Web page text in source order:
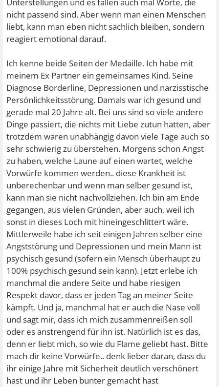
Unterstellungen und es fallen auch mal Worte, die
nicht passend sind. Aber wenn man einen Menschen
liebt, kann man eben nicht sachlich bleiben, sondern
reagiert emotional darauf.
Ich kenne beide Seiten der Medaille. Ich habe mit
meinem Ex Partner ein gemeinsames Kind. Seine
Diagnose Borderline, Depressionen und narzisstische
Persönlichkeitsstörung. Damals war ich gesund und
gerade mal 20 Jahre alt. Bei uns sind so viele andere
Dinge passiert, die nichts mit Liebe zutun hatten, aber
trotzdem waren unabhängig davon viele Tage auch so
sehr schwierig zu überstehen. Morgens schon Angst
zu haben, welche Laune auf einen wartet, welche
Vorwürfe kommen werden.. diese Krankheit ist
unberechenbar und wenn man selber gesund ist,
kann man sie nicht nachvollziehen. Ich bin am Ende
gegangen, aus vielen Gründen, aber auch, weil ich
sonst in dieses Loch mit hineingeschlittert wäre.
Mittlerweile habe ich seit einigen Jahren selber eine
Angststörung und Depressionen und mein Mann ist
psychisch gesund (sofern ein Mensch überhaupt zu
100% psychisch gesund sein kann). Jetzt erlebe ich
manchmal die andere Seite und habe riesigen
Respekt davor, dass er jeden Tag an meiner Seite
kämpft. Und ja, manchmal hat er auch die Nase voll
und sagt mir, dass ich mich zusammenreißen soll
oder es anstrengend für ihn ist. Natürlich ist es das,
denn er liebt mich, so wie du Flame geliebt hast. Bitte
mach dir keine Vorwürfe.. denk lieber daran, dass du
ihr einige Jahre mit Sicherheit deutlich verschönert
hast und ihr Leben bunter gemacht hast